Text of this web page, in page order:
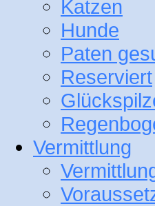
Katzen
Hunde
Paten
Reserviert
Vermittlung